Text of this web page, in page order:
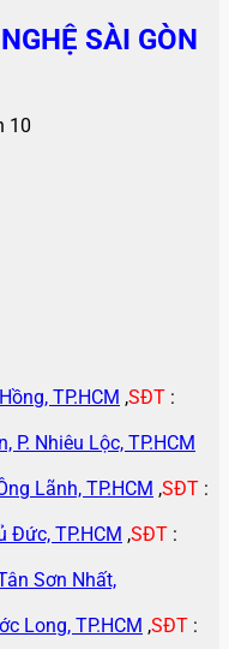
SÀI GÒN
10
TP.HCM ,SĐT :
P. Nhiêu Lộc, TP.HCM
Lãnh, TP.HCM ,SĐT :
Đức, TP.HCM ,SĐT :
Sơn Nhất,
Long, TP.HCM ,SĐT :